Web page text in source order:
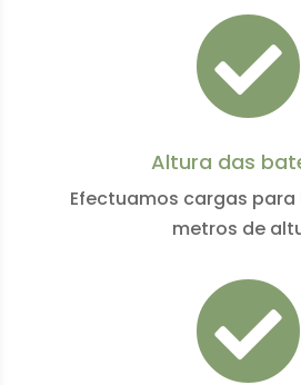

Altura das
Efectuamos cargas para
metros de
